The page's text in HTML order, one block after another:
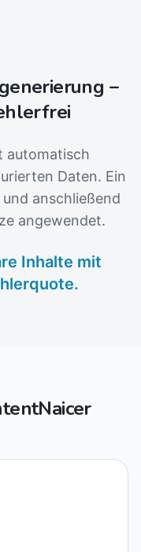
–
automatisch
Daten. Ein
anschließend
angewendet.
Inhalte mit